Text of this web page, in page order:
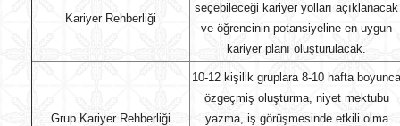
Kariyer Rehberliği
seçebileceği kariyer yolları açıklanacak
ve öğrencinin potansiyeline en uygun
kariyer planı oluşturulacak.
Grup Kariyer Rehberliği
10-12 kişilik gruplara 8-10 hafta boyunca
özgeçmiş oluşturma, niyet mektubu
yazma, iş görüşmesinde etkili olma